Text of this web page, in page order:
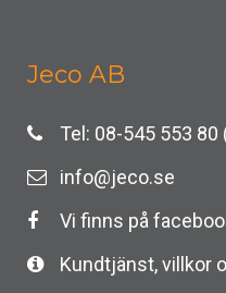
Jeco AB
Tel: 08-545 553 80
info@jeco.se
Vi finns på
Kundtjänst, villkor